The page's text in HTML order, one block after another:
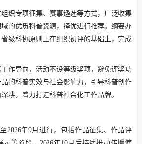
织专项征集、赛事遴选等方式，广泛收集
的优质科普资源，择优进行推荐。纲要办
级科协原则上在组织初评的基础上，完成
作导向，活动不设等级奖项，避免评奖功
的科普实效与社会影响力，引导科普创作
耕，着力打造科普社会化工作品牌。
2026年9月进行，包括作品征集、作品评